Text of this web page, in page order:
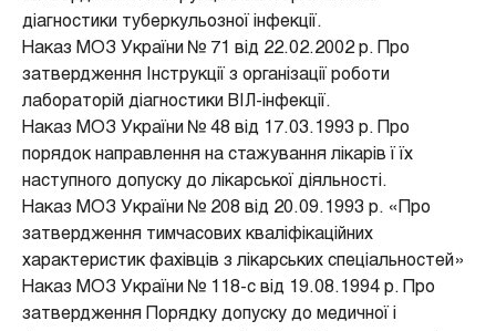
діагностики туберкульозної інфекції.
Наказ МОЗ України № 71 від 22.02.2002 р. Про
затвердження Інструкції з організації роботи
лабораторій діагностики ВІЛ-інфекції.
Наказ МОЗ України № 48 від 17.03.1993 р. Про
порядок направлення на стажування лікарів ї їх
наступного допуску до лікарської діяльності.
Наказ МОЗ України № 208 від 20.09.1993 р. «Про
затвердження тимчасових кваліфікаційних
характеристик фахівців з лікарських спеціальностей»
Наказ МОЗ України № 118-с від 19.08.1994 р. Про
затвердження Порядку допуску до медичної і